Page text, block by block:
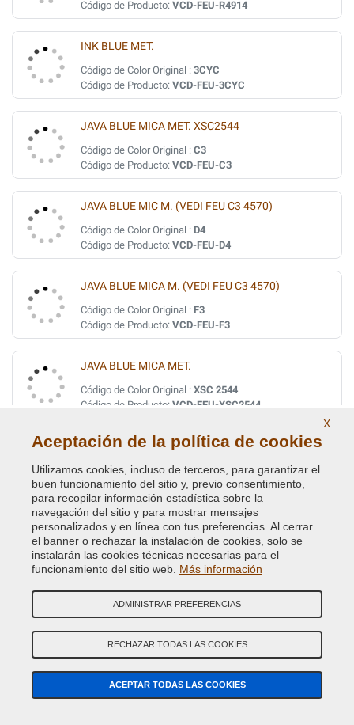
Código de Producto: VCD-FEU-R4914
INK BLUE MET.
Código de Color Original : 3CYC
Código de Producto: VCD-FEU-3CYC
JAVA BLUE MICA MET. XSC2544
Código de Color Original : C3
Código de Producto: VCD-FEU-C3
JAVA BLUE MIC M. (VEDI FEU C3 4570)
Código de Color Original : D4
Código de Producto: VCD-FEU-D4
JAVA BLUE MICA M. (VEDI FEU C3 4570)
Código de Color Original : F3
Código de Producto: VCD-FEU-F3
JAVA BLUE MICA MET.
Código de Color Original : XSC 2544
Código de Producto: VCD-FEU-XSC2544
JAVA BLUE MICA MET. (VEDI FEU C3 4570)
Código de Color Original :C
Código de Producto:VCD-FEU-C
JEANS BLUE MET.
Código de Color Original :
5DVEWWA
Código de Producto: VCD-FA-5DVEWWA
JEWEL GREEN MET(VEDI FEU 8A 4798)
Código de Color Original :19W
Código de Producto:VCD-FEU-19W
JUICE GREEN MET. XSC2790
X
Aceptación de la política de cookies
Utilizamos cookies, incluso de terceros, para garantizar el
buen funcionamiento del sitio y, previo consentimiento,
para recopilar información estadística sobre la
navegación del sitio y para mostrar mensajes
personalizados y en línea con tus preferencias. Al cerrar
el banner o rechazar la instalación de cookies, solo se
instalarán las cookies técnicas necesarias para el
funcionamiento del sitio web. Más información
ADMINISTRAR PREFERENCIAS
RECHAZAR TODAS LAS COOKIES
ACEPTAR TODAS LAS COOKIES